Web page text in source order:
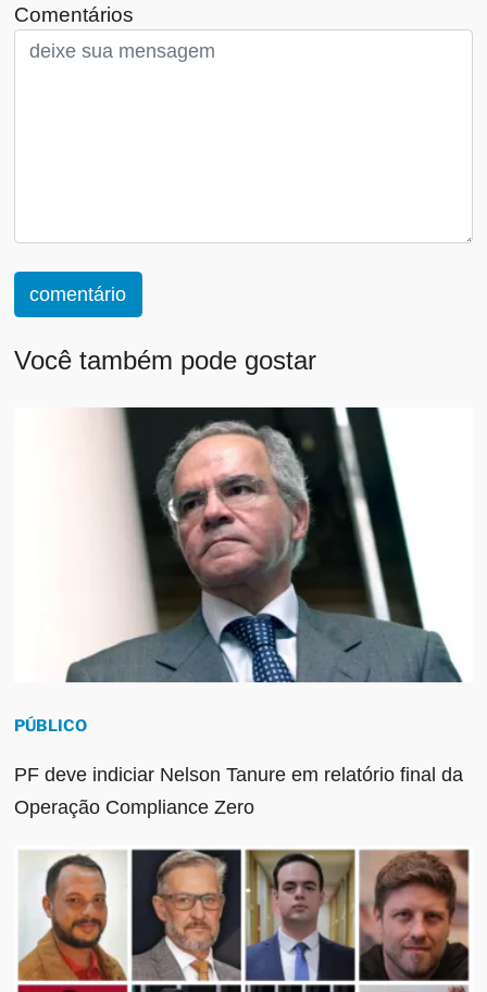
Comentários
comentário
Você também pode gostar
PÚBLICO
PF deve indiciar Nelson Tanure em relatório final da
Operação Compliance Zero